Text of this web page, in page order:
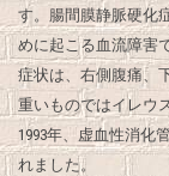
す。腸間膜静脈硬化
めに起こる血流障害
症状は、右側腹痛、
重いものではイレウ
1993年、虚血性消化
れました。